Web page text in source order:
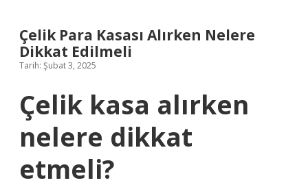
Çelik Para Kasası Alırken Nelere
Dikkat Edilmeli
Tarih: Şubat 3, 2025
Çelik kasa alırken
nelere dikkat
etmeli?